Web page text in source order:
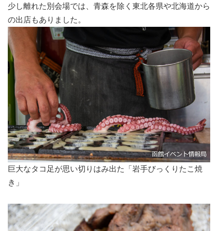
少し離れた別会場では、青森を除く東北各県や北海道から
の出店もありました。
巨大なタコ足が思い切りはみ出た「岩手びっくりたこ焼
き」